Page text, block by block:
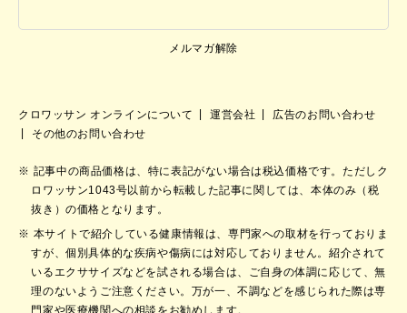
メルマガ解除
クロワッサン オンラインについて 運営会社
広告のお問い合わせ
その他のお問い合わせ
記事中の商品価格は、特に表記がない場合は税込価格です。ただしク
ロワッサン1043号以前から転載した記事に関しては、本体のみ（税
抜き）の価格となります。
本サイトで紹介している健康情報は、専門家への取材を行っておりま
すが、個別具体的な疾病や傷病には対応しておりません。紹介されて
いるエクササイズなどを試される場合は、ご自身の体調に応じて、無
理のないようご注意ください。万が一、不調などを感じられた際は専